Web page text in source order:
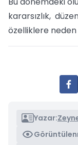
kararsızlık,
özelliklere
Yazar: